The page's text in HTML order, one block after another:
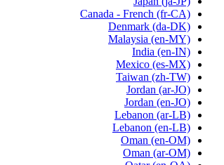
Canada - French (fr-CA)
Denmark (da-DK)
Malaysia (en-MY)
India (en-IN)
Mexico (es-MX)
Taiwan (zh-TW)
Jordan (ar-JO)
Jordan (en-JO)
Lebanon (ar-LB)
Lebanon (en-LB)
Oman (en-OM)
Oman (ar-OM)